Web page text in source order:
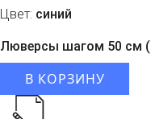
Цвет: синий
Люверсы шагом 50 см
В КОРЗИНУ